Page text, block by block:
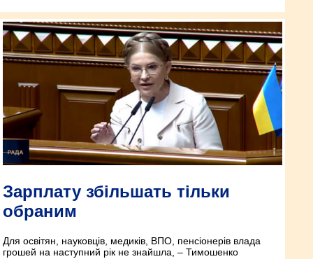
Зарплату збільшать тільки
обраним
Для освітян, науковців, медиків, ВПО, пенсіонерів влада
грошей на наступний рік не знайшла, – Тимошенко